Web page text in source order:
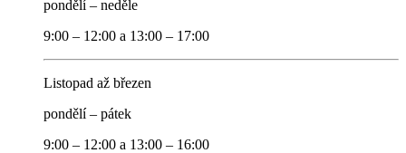
pondělí – neděle
9:00 – 12:00 a 13:00 – 17:00
Listopad až březen
pondělí – pátek
9:00 – 12:00 a 13:00 – 16:00